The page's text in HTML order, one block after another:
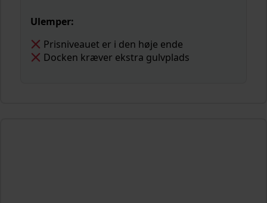
Ulemper:
Prisniveauet er i den høje ende
Docken kræver ekstra gulvplads